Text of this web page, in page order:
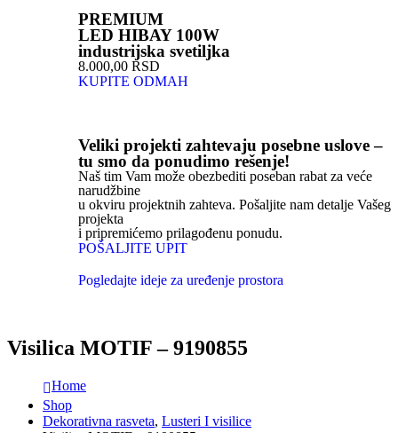
PREMIUM
LED HIBAY 100W
industrijska svetiljka
8.000,00 RSD
KUPITE ODMAH
Veliki projekti zahtevaju posebne uslove –
tu smo da ponudimo rešenje!
Naš tim Vam može obezbediti poseban rabat za veće
narudžbine
u okviru projektnih zahteva. Pošaljite nam detalje Vašeg
projekta
i pripremićemo prilagođenu ponudu.
POŠALJITE UPIT
Pogledajte ideje za uređenje prostora
Visilica MOTIF – 9190855
Home
Shop
Dekorativna rasveta, Lusteri I visilice